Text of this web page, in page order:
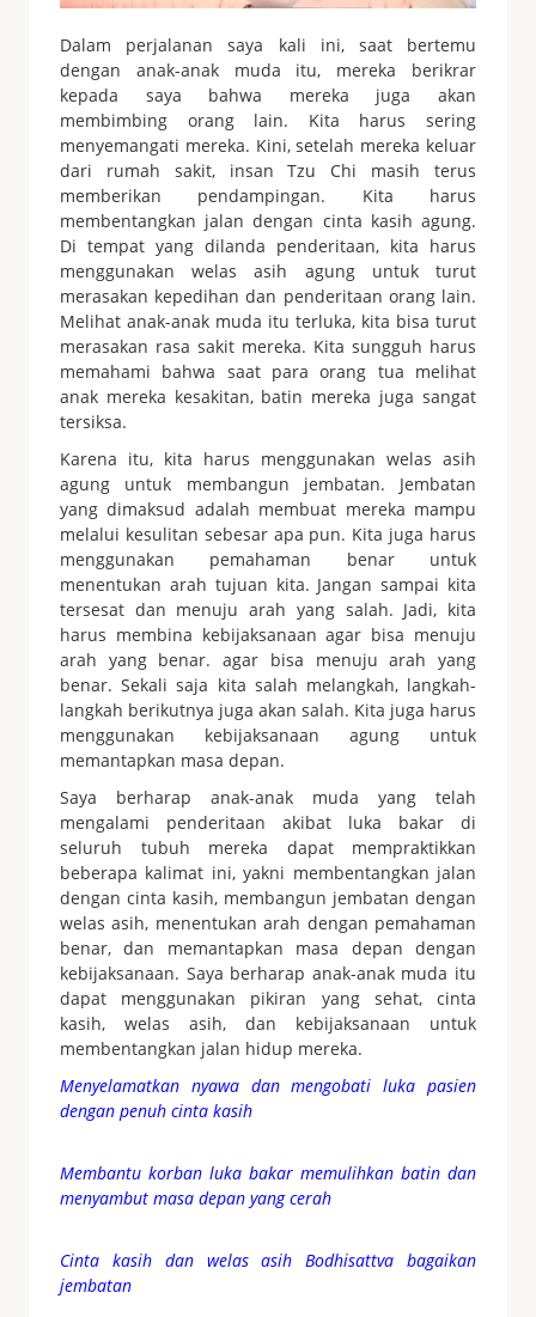
Dalam perjalanan saya kali ini, saat bertemu
dengan anak-anak muda itu, mereka berikrar
kepada saya bahwa mereka juga akan
membimbing orang lain. Kita harus sering
menyemangati mereka. Kini, setelah mereka keluar
dari rumah sakit, insan Tzu Chi masih terus
memberikan pendampingan. Kita harus
membentangkan jalan dengan cinta kasih agung.
Di tempat yang dilanda penderitaan, kita harus
menggunakan welas asih agung untuk turut
merasakan kepedihan dan penderitaan orang lain.
Melihat anak-anak muda itu terluka, kita bisa turut
merasakan rasa sakit mereka. Kita sungguh harus
memahami bahwa saat para orang tua melihat
anak mereka kesakitan, batin mereka juga sangat
tersiksa.
Karena itu, kita harus menggunakan welas asih
agung untuk membangun jembatan. Jembatan
yang dimaksud adalah membuat mereka mampu
melalui kesulitan sebesar apa pun. Kita juga harus
menggunakan pemahaman benar untuk
menentukan arah tujuan kita. Jangan sampai kita
tersesat dan menuju arah yang salah. Jadi, kita
harus membina kebijaksanaan agar bisa menuju
arah yang benar. agar bisa menuju arah yang
benar. Sekali saja kita salah melangkah, langkah-
langkah berikutnya juga akan salah. Kita juga harus
menggunakan kebijaksanaan agung untuk
memantapkan masa depan.
Saya berharap anak-anak muda yang telah
mengalami penderitaan akibat luka bakar di
seluruh tubuh mereka dapat mempraktikkan
beberapa kalimat ini, yakni membentangkan jalan
dengan cinta kasih, membangun jembatan dengan
welas asih, menentukan arah dengan pemahaman
benar, dan memantapkan masa depan dengan
kebijaksanaan. Saya berharap anak-anak muda itu
dapat menggunakan pikiran yang sehat, cinta
kasih, welas asih, dan kebijaksanaan untuk
membentangkan jalan hidup mereka.
Menyelamatkan nyawa dan mengobati luka pasien
dengan penuh cinta kasih
Membantu korban luka bakar memulihkan batin dan
menyambut masa depan yang cerah
Cinta kasih dan welas asih Bodhisattva bagaikan
jembatan